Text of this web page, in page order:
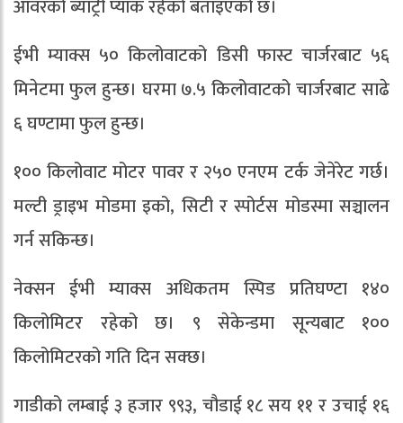
आवरको ब्याट्री प्याक रहेको बताइएको छ।
ईभी म्याक्स ५० किलोवाटको डिसी फास्ट चार्जरबाट ५६
मिनेटमा फुल हुन्छ। घरमा ७.५ किलोवाटको चार्जरबाट साढे
६ घण्टामा फुल हुन्छ।
१०० किलोवाट मोटर पावर र २५० एनएम टर्क जेनेरेट गर्छ।
मल्टी ड्राइभ मोडमा इको, सिटी र स्पोर्टस मोडस्मा सञ्चालन
गर्न सकिन्छ।
नेक्सन ईभी म्याक्स अधिकतम स्पिड प्रतिघण्टा १४०
किलोमिटर रहेको छ। ९ सेकेन्डमा सून्यबाट १००
किलोमिटरको गति दिन सक्छ।
गाडीको लम्बाई ३ हजार ९९३, चौडाई १८ सय ११ र उचाई १६